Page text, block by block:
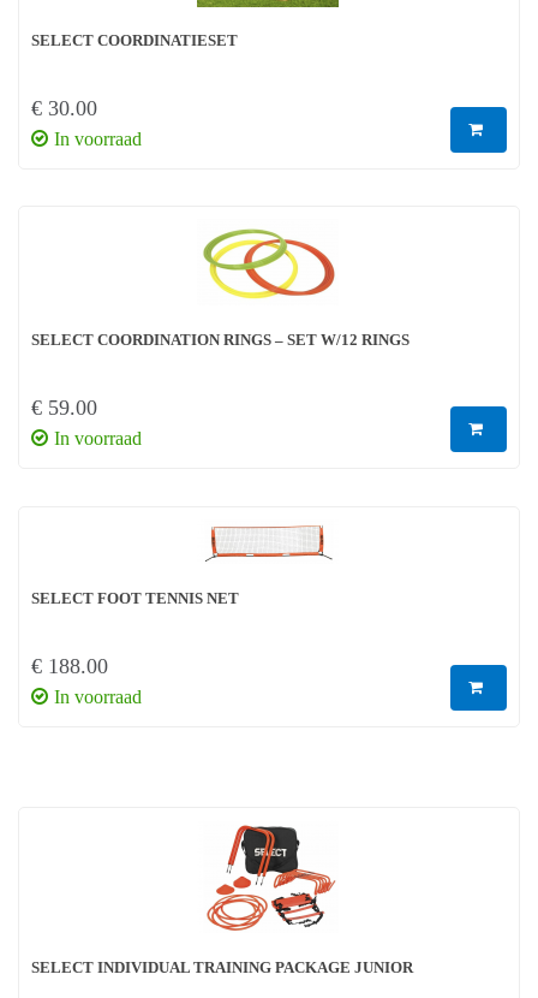
SELECT COORDINATIESET
€ 30.00
In voorraad
SELECT COORDINATION RINGS – SET W/12 RINGS
€ 59.00
In voorraad
SELECT FOOT TENNIS NET
€ 188.00
In voorraad
SELECT INDIVIDUAL TRAINING PACKAGE JUNIOR